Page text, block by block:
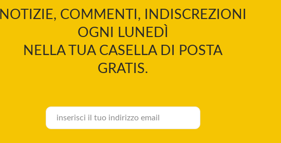
NOTIZIE, COMMENTI, INDISCREZIONI
OGNI LUNEDÌ
NELLA TUA CASELLA DI POSTA
GRATIS.